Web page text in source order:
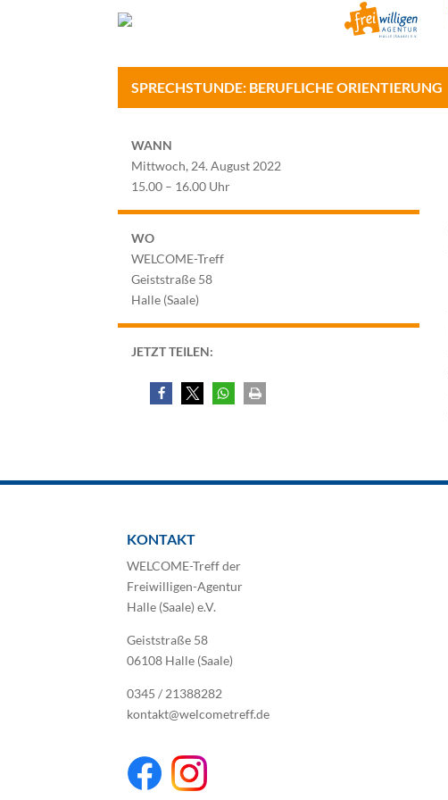
SPRECHSTUNDE: BERUFLICHE ORIENTIERUNG
WANN
Mittwoch, 24. August 2022
15.00 – 16.00 Uhr
WO
WELCOME-Treff
Geiststraße 58
Halle (Saale)
JETZT TEILEN:
KONTAKT
WELCOME-Treff der
Freiwilligen-Agentur
Halle (Saale) e.V.
Geiststraße 58
06108 Halle (Saale)
0345 / 21388282
kontakt@welcometreff.de